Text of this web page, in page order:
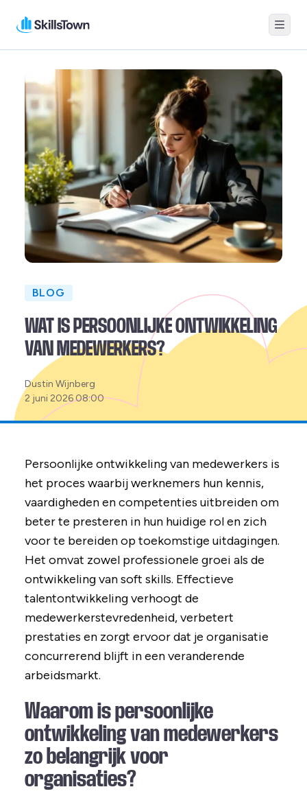
Menu
BLOG
WAT IS PERSOONLIJKE ONTWIKKELING
VAN MEDEWERKERS?
Posted
by:
Dustin Wijnberg
2 juni 2026 08:00
Persoonlijke ontwikkeling van medewerkers is
het proces waarbij werknemers hun kennis,
vaardigheden en competenties uitbreiden om
beter te presteren in hun huidige rol en zich
voor te bereiden op toekomstige uitdagingen.
Het omvat zowel professionele groei als de
ontwikkeling van soft skills. Effectieve
talentontwikkeling verhoogt de
medewerkerstevredenheid, verbetert
prestaties en zorgt ervoor dat je organisatie
concurrerend blijft in een veranderende
arbeidsmarkt.
Waarom is persoonlijke
ontwikkeling van medewerkers
zo belangrijk voor
organisaties?